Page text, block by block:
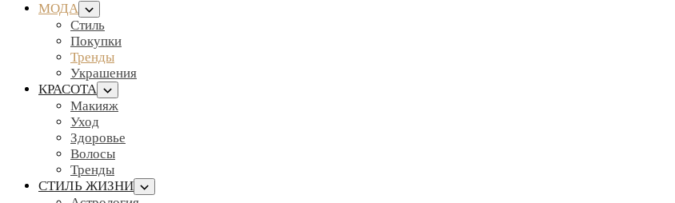
МОДА
Стиль
Покупки
Тренды
Украшения
КРАСОТА
Макияж
Уход
Здоровье
Волосы
Тренды
СТИЛЬ ЖИЗНИ